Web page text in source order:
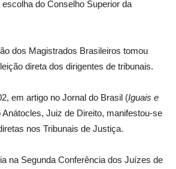
do Conselho Superior da
dos Magistrados Brasileiros tomou
direta dos dirigentes de tribunais.
em artigo no Jornal do Brasil (Iguais e
Anátocles, Juiz de Direito, manifestou-se
nos Tribunais de Justiça.
na SegundaConferência dos Juízes de